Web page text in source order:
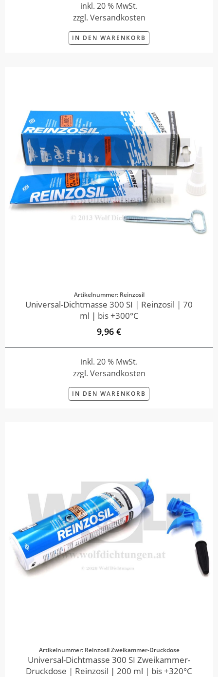
inkl. 20 % MwSt.
zzgl. Versandkosten
IN DEN WARENKORB
Artikelnummer: Reinzosil
Universal-Dichtmasse 300 SI | Reinzosil | 70
ml | bis +300°C
9,96 €
inkl. 20 % MwSt.
zzgl. Versandkosten
IN DEN WARENKORB
Artikelnummer: Reinzosil Zweikammer-Druckdose
Universal-Dichtmasse 300 SI Zweikammer-
Druckdose | Reinzosil | 200 ml | bis +320°C